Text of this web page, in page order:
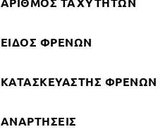
ΕΊΔΟΣ ΦΡΈΝΩΝ
ΚΑΤΑΣΚΕΥΑΣΤΉΣ ΦΡΈΝΩΝ
ΑΝΑΡΤΉΣΕΙΣ